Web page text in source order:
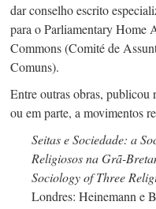
dar conselho escrito
para o Parliamentary Home
Commons (Comité de
Comuns).
Entre outras obras, publicou
ou em parte, a movimentos
Seitas e Sociedade: a
Religiosos na Grã-
Sociology of Three
Londres: Heinemann e